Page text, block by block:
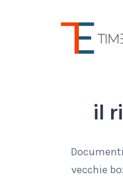
il
vecchie